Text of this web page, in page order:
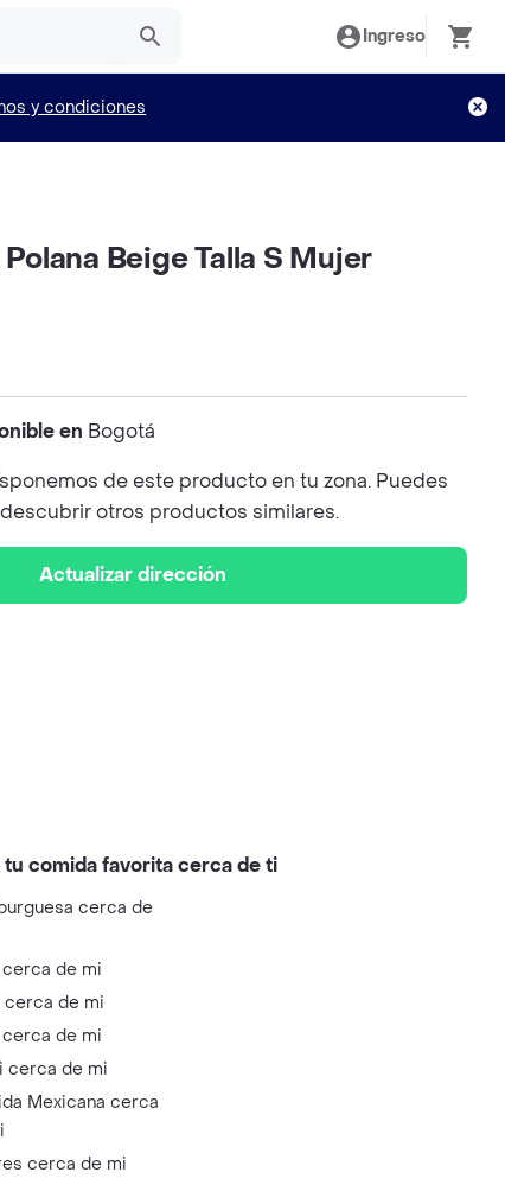
Ingreso
y condiciones
Beige Talla S Mujer
en Bogotá
de este producto en tu zona. Puedes
otros productos similares.
Actualizar dirección
tu comida favorita cerca de ti
cerca de
cerca de mi
cerca de mi
de mi
cerca de mi
Mexicana cerca
cerca de mi